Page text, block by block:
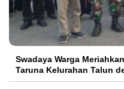
Swadaya Warga
Taruna Kelurahan Talun